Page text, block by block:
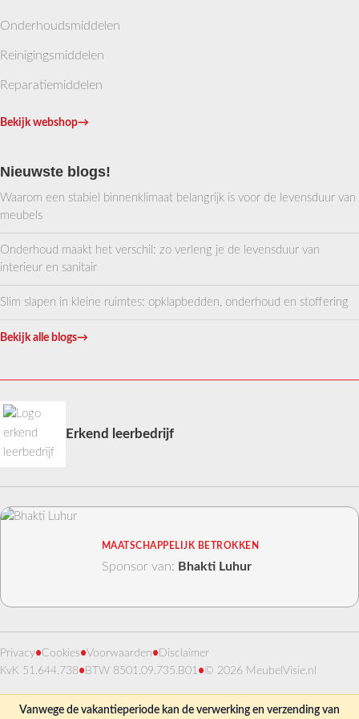
Onderhoudsmiddelen
Reinigingsmiddelen
Reparatiemiddelen
Bekijk webshop→
Nieuwste blogs!
Waarom een stabiel binnenklimaat belangrijk is voor de levensduur van
meubels
Onderhoud maakt het verschil: zo verleng je de levensduur van
interieur en sanitair
Slim slapen in kleine ruimtes: opklapbedden, onderhoud en stoffering
Bekijk alle blogs→
Erkend leerbedrijf
MAATSCHAPPELIJK BETROKKEN
Sponsor van: Bhakti Luhur
Privacy•Cookies•Voorwaarden• Disclaimer
KvK 51.644.738• BTW 8501.09.735.B01 •© 2026 MeubelVisie.nl
Vanwege de vakantieperiode kan de verwerking en verzending van